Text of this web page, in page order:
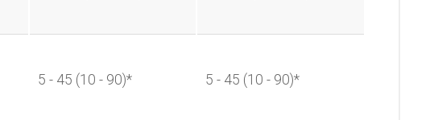
5 - 45 (10 - 90)* 5 - 45 (10 - 90)*